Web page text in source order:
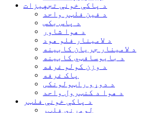
د پاکې خونې تجهیزات
د فین فلټر واحد
د پاس بکس
د هوا شاور
د لامینار فلو هود
د لامینار جریان کابینه
د بایوسافټي کابینه
د وزن کولو غرفه
پاک غرفه
د دوړو راټولونکی
د هوا د کنټرول واحد
د پاکې خونې فلټر
لومړني فلټر